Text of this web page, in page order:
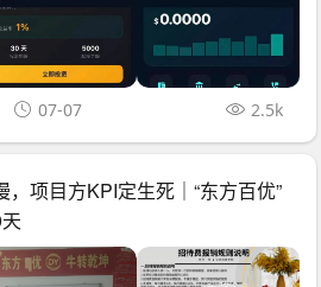
07-07 2.5k
，项目方KPI定生死｜“东方百优”